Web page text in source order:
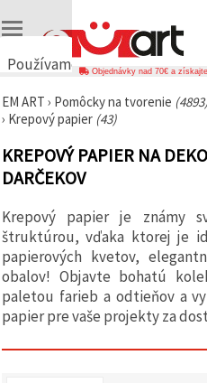
Používame
🍪
Používame
podobné
technológie,
aby sme
správne
fungovanie
webovej
stránky,
zlepšili váš
používateľský
zážitok a s
vaším
súhlasom
návštevnosť
Objednávky nad 70€ a
EM ART › Pomôcky na tvorenie
› Krepový papier (43)
KREPOVÝ PAPIER NA
DARČEKOV
Krepový papier je známy
štruktúrou, vďaka ktorej je
papierových kvetov,
obalov! Objavte bohatú
paletou farieb a odtieňov a
papier pre vaše projekty za